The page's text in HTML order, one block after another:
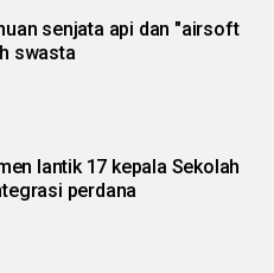
senjata api dan "airsoft
swasta
lantik 17 kepala Sekolah
perdana